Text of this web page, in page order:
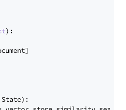
):
):